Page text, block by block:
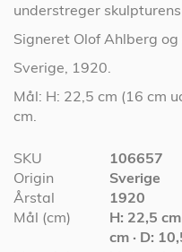
understreger
Signeret Olof Ahlberg
Sverige, 1920.
Mål: H: 22,5 cm (16 cm
cm.
Specifikationer
SKU
106657
Origin
Sverige
Årstal
1920
Mål (cm)
H: 22,5
cm · D: